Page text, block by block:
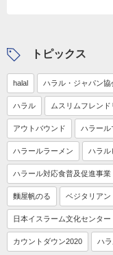
トピックス
halal ハラル・ジャパン協
ハラル ムスリムフレンド
アウトバウンド ハラール
ハラールラーメン ハラル
ハラール対応食普及促進事業
麵屋帆のる ベジタリアン
日本イスラーム文化センター
カウントダウン2020 ハ